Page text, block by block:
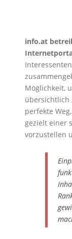
info.at
Möglichkeit,
übersichtlich
perfekte
gezielt einer
vorzustellen